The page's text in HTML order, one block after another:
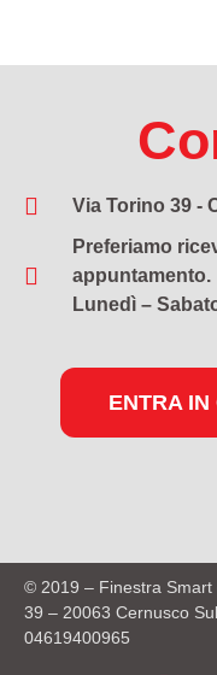
Via Torino 39 -
Preferiamo
appuntamento.
Lunedì –
ENTRA IN
© 2019 – Finestra Smart
39 – 20063 Cernusco
04619400965